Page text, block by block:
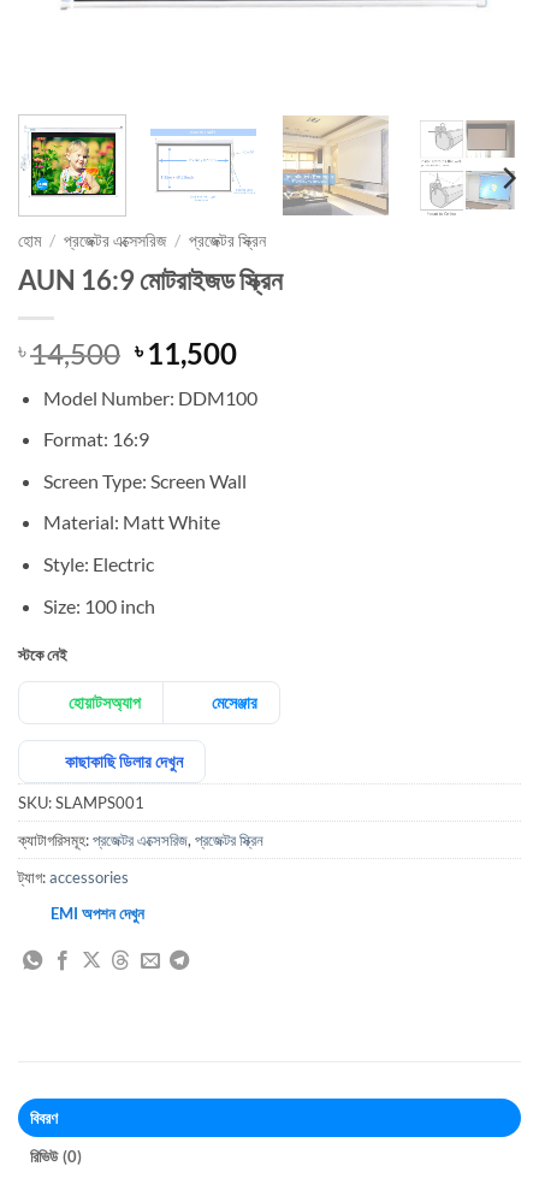
হোম / প্রজেক্টর এক্সেসরিজ / প্রজেক্টর স্ক্রিন
AUN 16:9 মোটরাইজড স্ক্রিন
৳14,500 আসল
ছিল:
৳ 14,500।
৳11,500বর্তমান
হল:
Model Number: DDM100
Format: 16:9
Screen Type: Screen Wall
Material: Matt White
Style: Electric
Size: 100 inch
স্টকে নেই
হোয়াটসঅ্যাপ মেসেঞ্জার
কাছাকাছি ডিলার দেখুন
SKU:SLAMPS001
ক্যাটাগরিসমূহ:প্রজেক্টর এক্সেসরিজ,প্রজেক্টর স্ক্রিন
ট্যাগ:accessories
EMI অপশন দেখুন
বিবরণ
রিভিউ (0)